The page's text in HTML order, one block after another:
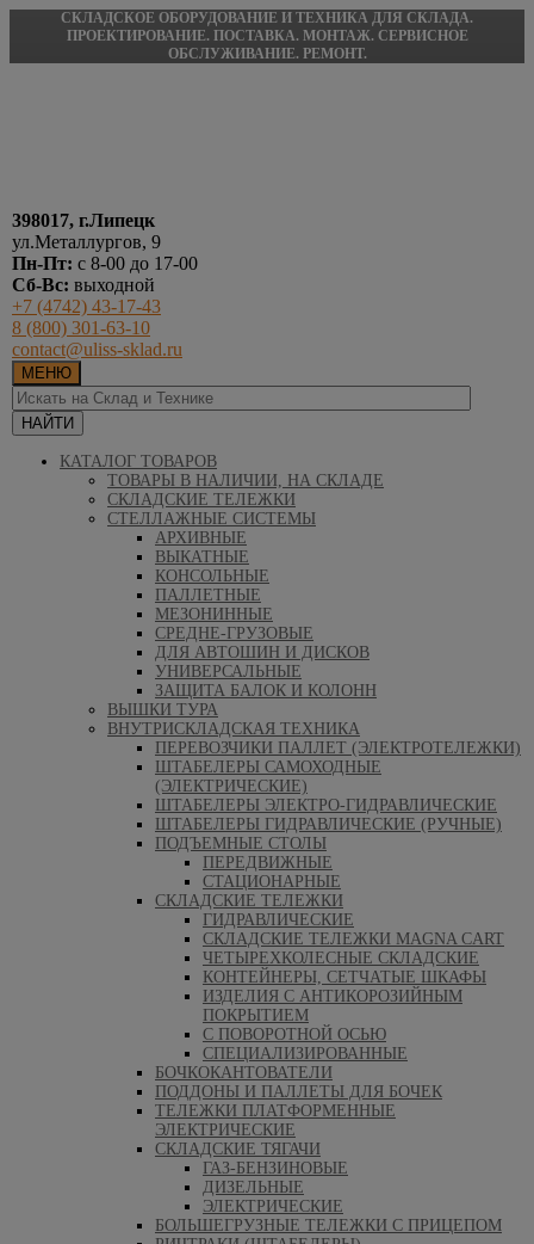
СКЛАДСКОЕ ОБОРУДОВАНИЕ И ТЕХНИКА ДЛЯ СКЛАДА.
ПРОЕКТИРОВАНИЕ. ПОСТАВКА. МОНТАЖ. СЕРВИСНОЕ
ОБСЛУЖИВАНИЕ. РЕМОНТ.
398017, г.Липецк
ул.Металлургов, 9
Пн-Пт: с 8-00 до 17-00
Сб-Вс: выходной
+7 (4742) 43-17-43
8 (800) 301-63-10
contact@uliss-sklad.ru
МЕНЮ
КАТАЛОГ ТОВАРОВ
ТОВАРЫ В НАЛИЧИИ, НА СКЛАДЕ
СКЛАДСКИЕ ТЕЛЕЖКИ
СТЕЛЛАЖНЫЕ СИСТЕМЫ
АРХИВНЫЕ
ВЫКАТНЫЕ
КОНСОЛЬНЫЕ
ПАЛЛЕТНЫЕ
МЕЗОНИННЫЕ
СРЕДНЕ-ГРУЗОВЫЕ
ДЛЯ АВТОШИН И ДИСКОВ
УНИВЕРСАЛЬНЫЕ
ЗАЩИТА БАЛОК И КОЛОНН
ВЫШКИ ТУРА
ВНУТРИСКЛАДСКАЯ ТЕХНИКА
ПЕРЕВОЗЧИКИ ПАЛЛЕТ (ЭЛЕКТРОТЕЛЕЖКИ)
ШТАБЕЛЕРЫ САМОХОДНЫЕ
(ЭЛЕКТРИЧЕСКИЕ)
ШТАБЕЛЕРЫ ЭЛЕКТРО-ГИДРАВЛИЧЕСКИЕ
ШТАБЕЛЕРЫ ГИДРАВЛИЧЕСКИЕ (РУЧНЫЕ)
ПОДЪЕМНЫЕ СТОЛЫ
ПЕРЕДВИЖНЫЕ
СТАЦИОНАРНЫЕ
СКЛАДСКИЕ ТЕЛЕЖКИ
ГИДРАВЛИЧЕСКИЕ
СКЛАДСКИЕ ТЕЛЕЖКИ MAGNA CART
ЧЕТЫРЕХКОЛЕСНЫЕ СКЛАДСКИЕ
КОНТЕЙНЕРЫ, СЕТЧАТЫЕ ШКАФЫ
ИЗДЕЛИЯ С АНТИКОРОЗИЙНЫМ
ПОКРЫТИЕМ
С ПОВОРОТНОЙ ОСЬЮ
СПЕЦИАЛИЗИРОВАННЫЕ
БОЧКОКАНТОВАТЕЛИ
ПОДДОНЫ И ПАЛЛЕТЫ ДЛЯ БОЧЕК
ТЕЛЕЖКИ ПЛАТФОРМЕННЫЕ
ЭЛЕКТРИЧЕСКИЕ
СКЛАДСКИЕ ТЯГАЧИ
ГАЗ-БЕНЗИНОВЫЕ
ДИЗЕЛЬНЫЕ
ЭЛЕКТРИЧЕСКИЕ
БОЛЬШЕГРУЗНЫЕ ТЕЛЕЖКИ С ПРИЦЕПОМ